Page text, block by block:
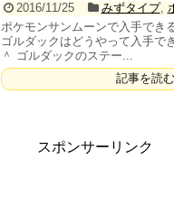
2016/11/25 みずタイプ,
ポケモンサンムーンで入手でき
ゴルダックはどうやって入手で
＾ ゴルダックのステー...
記事を読む
スポンサーリンク